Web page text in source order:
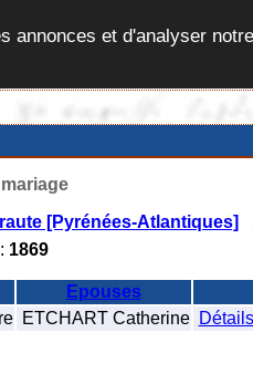
annonces et d'analyser
[Pyrénées-Atlantiques]
1869
Epouses
ETCHART Catherine Détails